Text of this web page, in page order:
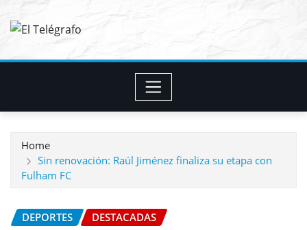
Home
Sin renovación: Raúl Jiménez finaliza su etapa con
Fulham FC
DEPORTES DESTACADAS